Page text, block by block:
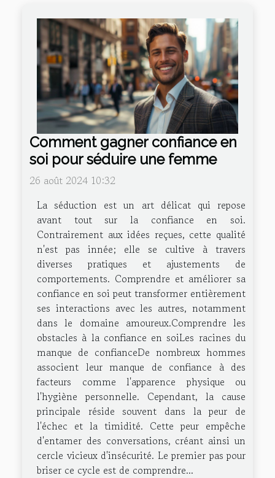
Comment gagner confiance en
soi pour séduire une femme
26 août 2024 10:32
La séduction est un art délicat qui repose
avant tout sur la confiance en soi.
Contrairement aux idées reçues, cette qualité
n'est pas innée; elle se cultive à travers
diverses pratiques et ajustements de
comportements. Comprendre et améliorer sa
confiance en soi peut transformer entièrement
ses interactions avec les autres, notamment
dans le domaine amoureux.Comprendre les
obstacles à la confiance en soiLes racines du
manque de confianceDe nombreux hommes
associent leur manque de confiance à des
facteurs comme l'apparence physique ou
l'hygiène personnelle. Cependant, la cause
principale réside souvent dans la peur de
l'échec et la timidité. Cette peur empêche
d'entamer des conversations, créant ainsi un
cercle vicieux d'insécurité. Le premier pas pour
briser ce cycle est de comprendre...